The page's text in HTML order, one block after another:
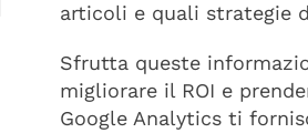
articoli e quali strategie
Sfrutta queste
migliorare il ROI e
Google Analytics ti